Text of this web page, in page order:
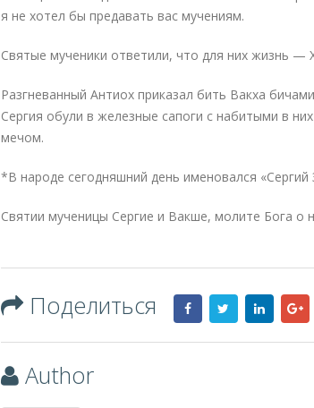
я не хотел бы предавать вас мучениям.
Святые мученики ответили, что для них жизнь —
Разгневанный Антиох приказал бить Вакха
Сергия обули в железные сапоги с набитыми в
мечом.
*В народе сегодняшний день именовался
Святии мученицы Сергие и Вакше, молите Бога о
Поделиться
Author